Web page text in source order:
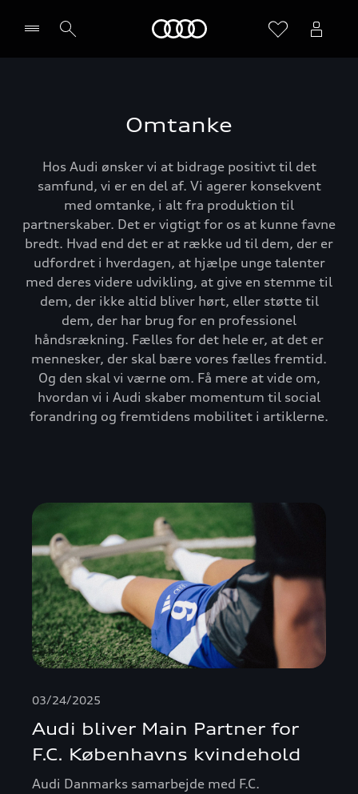
Omtanke
Hos Audi ønsker vi at bidrage positivt til det
samfund, vi er en del af. Vi agerer konsekvent
med omtanke, i alt fra produktion til
partnerskaber. Det er vigtigt for os at kunne favne
bredt. Hvad end det er at række ud til dem, der er
udfordret i hverdagen, at hjælpe unge talenter
med deres videre udvikling, at give en stemme til
dem, der ikke altid bliver hørt, eller støtte til
dem, der har brug for en professionel
håndsrækning. Fælles for det hele er, at det er
mennesker, der skal bære vores fælles fremtid.
Og den skal vi værne om. Få mere at vide om,
hvordan vi i Audi skaber momentum til social
forandring og fremtidens mobilitet i artiklerne.
03/24/2025
Audi bliver Main Partner for
F.C. Københavns kvindehold
Audi Danmarks samarbejde med F.C.